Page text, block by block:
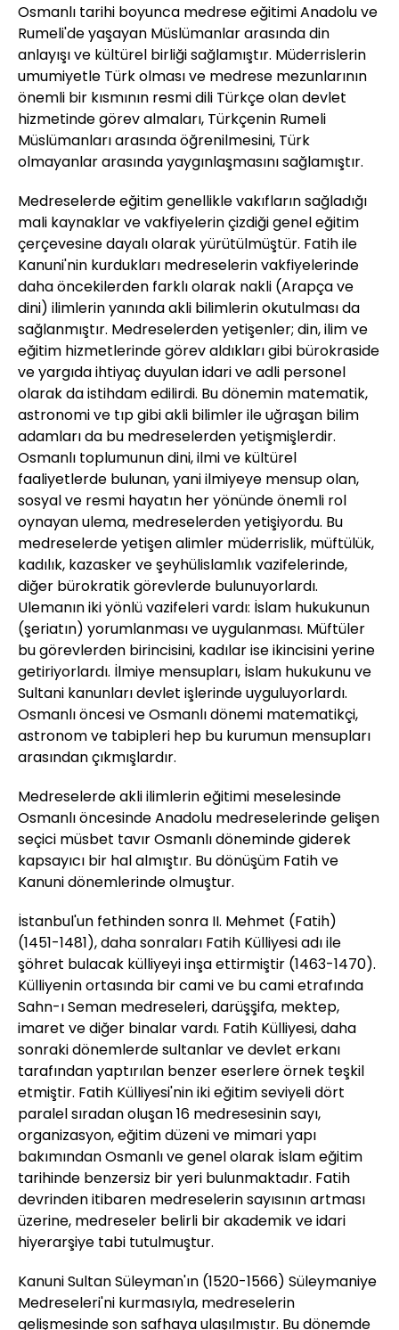
Osmanlı tarihi boyunca medrese eğitimi Anadolu ve
Rumeli'de yaşayan Müslümanlar arasında din
anlayışı ve kültürel birliği sağlamıştır. Müderrislerin
umumiyetle Türk olması ve medrese mezunlarının
önemli bir kısmının resmi dili Türkçe olan devlet
hizmetinde görev almaları, Türkçenin Rumeli
Müslümanları arasında öğrenilmesini, Türk
olmayanlar arasında yaygınlaşmasını sağlamıştır.
Medreselerde eğitim genellikle vakıfların sağladığı
mali kaynaklar ve vakfiyelerin çizdiği genel eğitim
çerçevesine dayalı olarak yürütülmüştür. Fatih ile
Kanuni'nin kurdukları medreselerin vakfiyelerinde
daha öncekilerden farklı olarak nakli (Arapça ve
dini) ilimlerin yanında akli bilimlerin okutulması da
sağlanmıştır. Medreselerden yetişenler; din, ilim ve
eğitim hizmetlerinde görev aldıkları gibi bürokraside
ve yargıda ihtiyaç duyulan idari ve adli personel
olarak da istihdam edilirdi. Bu dönemin matematik,
astronomi ve tıp gibi akli bilimler ile uğraşan bilim
adamları da bu medreselerden yetişmişlerdir.
Osmanlı toplumunun dini, ilmi ve kültürel
faaliyetlerde bulunan, yani ilmiyeye mensup olan,
sosyal ve resmi hayatın her yönünde önemli rol
oynayan ulema, medreselerden yetişiyordu. Bu
medreselerde yetişen alimler müderrislik, müftülük,
kadılık, kazasker ve şeyhülislamlık vazifelerinde,
diğer bürokratik görevlerde bulunuyorlardı.
Ulemanın iki yönlü vazifeleri vardı: İslam hukukunun
(şeriatın) yorumlanması ve uygulanması. Müftüler
bu görevlerden birincisini, kadılar ise ikincisini yerine
getiriyorlardı. İlmiye mensupları, İslam hukukunu ve
Sultani kanunları devlet işlerinde uyguluyorlardı.
Osmanlı öncesi ve Osmanlı dönemi matematikçi,
astronom ve tabipleri hep bu kurumun mensupları
arasından çıkmışlardır.
Medreselerde akli ilimlerin eğitimi meselesinde
Osmanlı öncesinde Anadolu medreselerinde gelişen
seçici müsbet tavır Osmanlı döneminde giderek
kapsayıcı bir hal almıştır. Bu dönüşüm Fatih ve
Kanuni dönemlerinde olmuştur.
İstanbul'un fethinden sonra II. Mehmet (Fatih)
(1451-1481), daha sonraları Fatih Külliyesi adı ile
şöhret bulacak külliyeyi inşa ettirmiştir (1463-1470).
Külliyenin ortasında bir cami ve bu cami etrafında
Sahn-ı Seman medreseleri, darüşşifa, mektep,
imaret ve diğer binalar vardı. Fatih Külliyesi, daha
sonraki dönemlerde sultanlar ve devlet erkanı
tarafından yaptırılan benzer eserlere örnek teşkil
etmiştir. Fatih Külliyesi'nin iki eğitim seviyeli dört
paralel sıradan oluşan 16 medresesinin sayı,
organizasyon, eğitim düzeni ve mimari yapı
bakımından Osmanlı ve genel olarak İslam eğitim
tarihinde benzersiz bir yeri bulunmaktadır. Fatih
devrinden itibaren medreselerin sayısının artması
üzerine, medreseler belirli bir akademik ve idari
hiyerarşiye tabi tutulmuştur.
Kanuni Sultan Süleyman'ın (1520-1566) Süleymaniye
Medreseleri'ni kurmasıyla, medreselerin
gelişmesinde son safhaya ulaşılmıştır. Bu dönemde